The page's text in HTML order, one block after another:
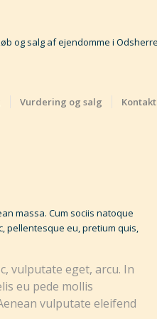
Vurdering og salg Kontakt
massa. Cum sociis natoque
pellentesque eu, pretium quis,
vulputate eget, arcu. In
eu pede mollis
vulputate eleifend